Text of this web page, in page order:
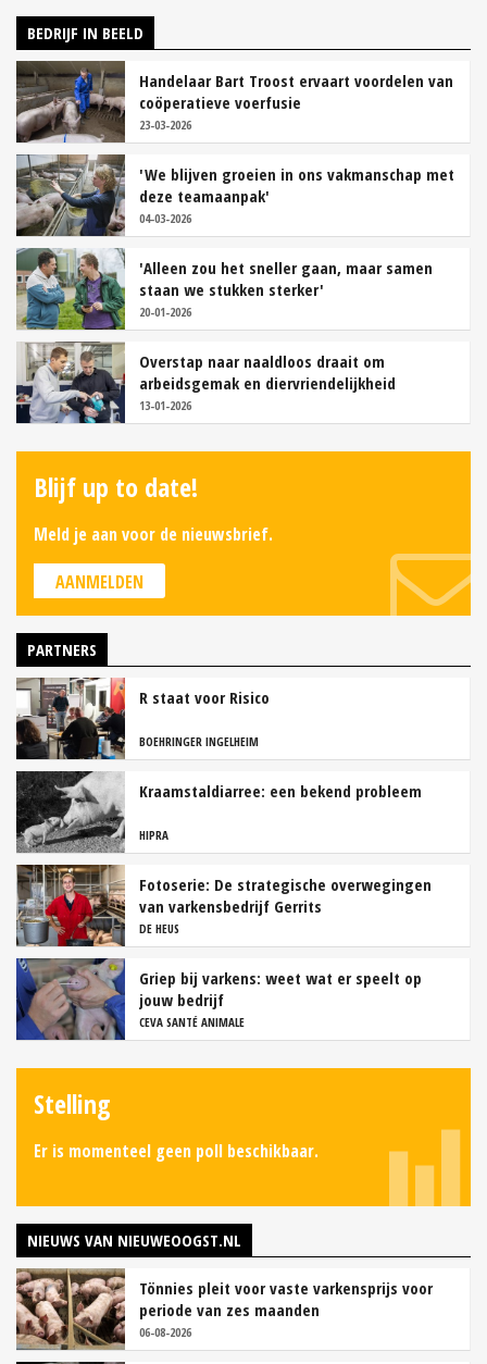
BEDRIJF IN BEELD
Handelaar Bart Troost ervaart voordelen van
coöperatieve voerfusie
23-03-2026
'We blijven groeien in ons vakmanschap met
deze teamaanpak'
04-03-2026
'Alleen zou het sneller gaan, maar samen
staan we stukken sterker'
20-01-2026
Overstap naar naaldloos draait om
arbeidsgemak en diervriendelijkheid
13-01-2026
Blijf up to date!
Meld je aan voor de nieuwsbrief.
AANMELDEN
PARTNERS
R staat voor Risico
BOEHRINGER INGELHEIM
Kraamstaldiarree: een bekend probleem
HIPRA
Fotoserie: De strategische overwegingen
van varkensbedrijf Gerrits
DE HEUS
Griep bij varkens: weet wat er speelt op
jouw bedrijf
CEVA SANTÉ ANIMALE
Stelling
Er is momenteel geen poll beschikbaar.
NIEUWS VAN NIEUWEOOGST.NL
Tönnies pleit voor vaste varkensprijs voor
periode van zes maanden
06-08-2026